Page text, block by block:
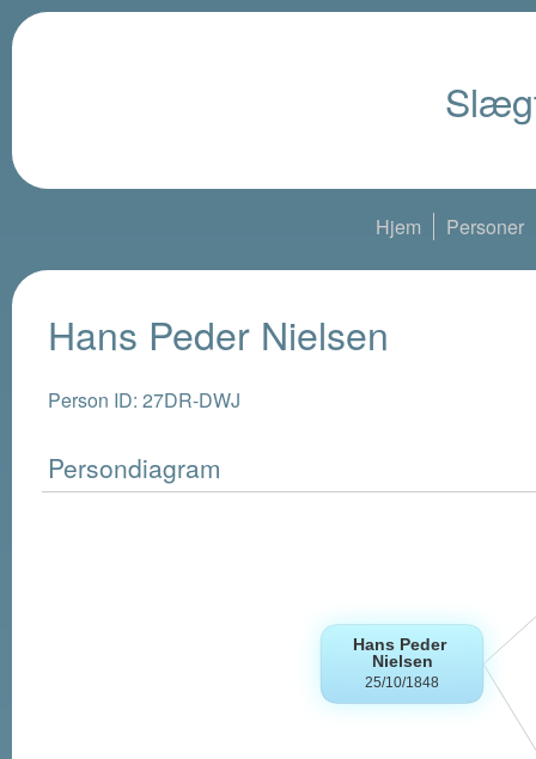
Hjem Personer
Hans Peder Nielsen
Person ID: 27DR-DWJ
Persondiagram